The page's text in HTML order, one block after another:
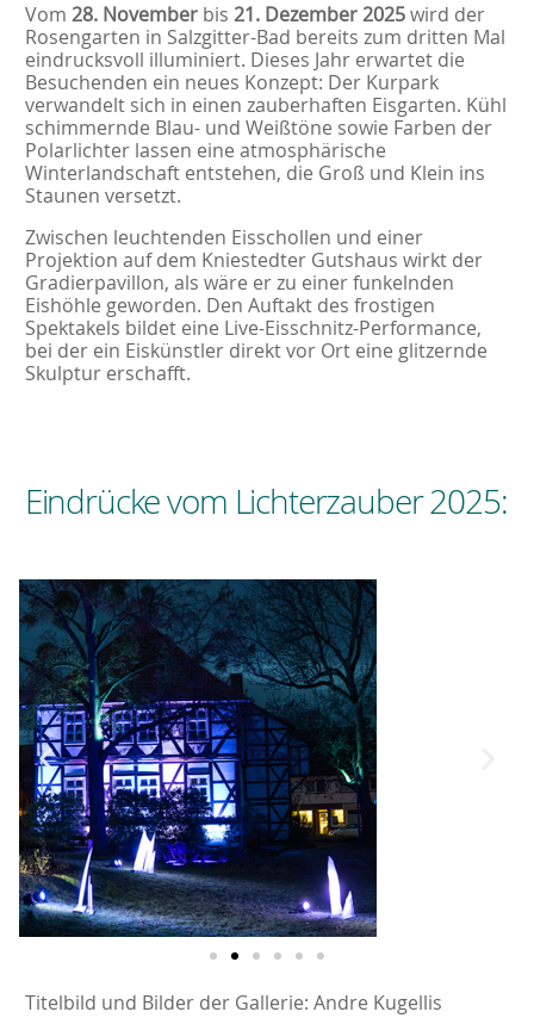
Vom 28. Novemberbis 21. Dezember 2025wird der
Rosengarten in Salzgitter-Bad bereits zum dritten Mal
eindrucksvoll illuminiert. Dieses Jahr erwartet die
Besuchenden ein neues Konzept: Der Kurpark
verwandelt sich in einen zauberhaften Eisgarten. Kühl
schimmernde Blau- und Weißtöne sowie Farben der
Polarlichter lassen eine atmosphärische
Winterlandschaft entstehen, die Groß und Klein ins
Staunen versetzt.
Zwischen leuchtenden Eisschollen und einer
Projektion auf dem Kniestedter Gutshaus wirkt der
Gradierpavillon, als wäre er zu einer funkelnden
Eishöhle geworden. Den Auftakt des frostigen
Spektakels bildet eine Live-Eisschnitz-Performance,
bei der ein Eiskünstler direkt vor Ort eine glitzernde
Skulptur erschafft.
Eindrücke vom Lichterzauber 2025:
Titelbild und Bilder der Gallerie: Andre Kugellis